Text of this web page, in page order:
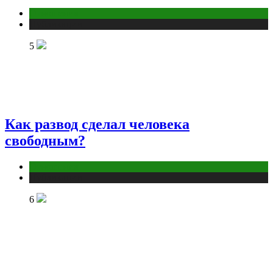
5
Как развод сделал человека
свободным?
6